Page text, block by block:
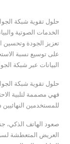
الخدمات الصوتية
تعزيز الجودة وتحسين
البيانات عبر شبكة
فهي مصممة لتلبية
للمستخدمين
صعود الهاتف الذكي،
العريض المتعطشة